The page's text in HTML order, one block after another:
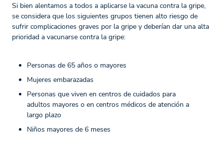
Si bien alentamos a todos a aplicarse la vacuna contra la gripe,
se considera que los siguientes grupos tienen alto riesgo de
sufrir complicaciones graves por la gripe y deberían dar una alta
prioridad a vacunarse contra la gripe:
Personas de 65 años o mayores
Mujeres embarazadas
Personas que viven en centros de cuidados para
adultos mayores o en centros médicos de atención a
largo plazo
Niños mayores de 6 meses